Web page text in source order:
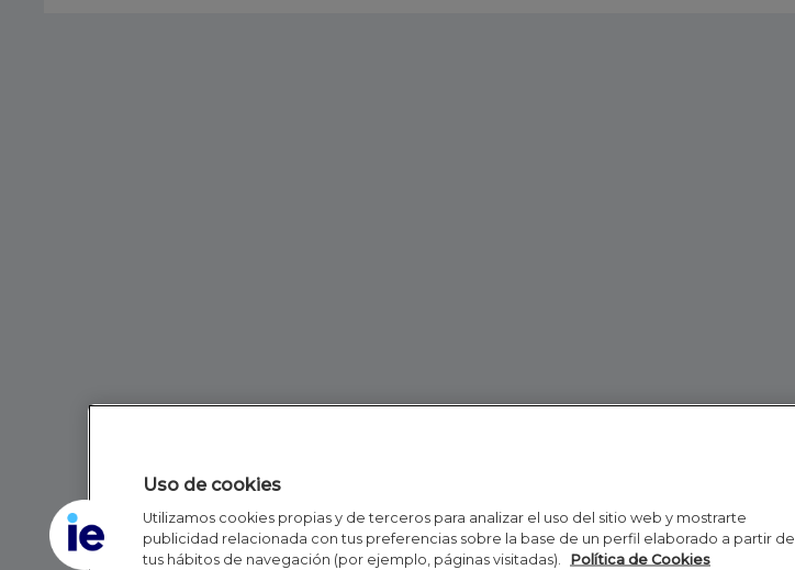
Uso de cookies
Utilizamos cookies propias y de terceros para analizar el uso del sitio web y mostrarte
publicidad relacionada con tus preferencias sobre la base de un perfil elaborado a partir de
tus hábitos de navegación (por ejemplo, páginas visitadas).
Política de Cookies